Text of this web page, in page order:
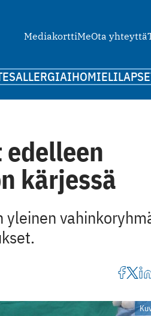
MediakorttiMeOta yhteyttä
ALLERGIAIHOMIELI
kärjessä